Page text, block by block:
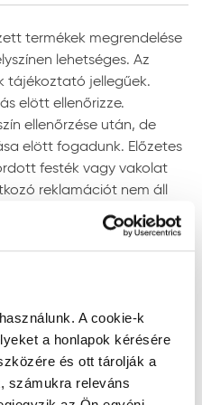
A cookie-k
a honlapok kérésére
és ott tárolják a
számukra releváns
géptípushoz kell beállítani.
több ezer UV-álló
minden esetben
és nem mentesítik
felület vizsgálatától.
a kiválasztott
jelzéssel ellátott színt
megítélésére
alkalmas, mivel a
tényező (a referencia
termékek megrendelése
lehetséges. Az
tájékoztató jellegűek.
elött ellenőrizze.
ellenőrzése után, de
elött fogadunk. Előzetes
festék vagy vakolat
reklamációt nem áll
színskálákban történő
írjon be 4
írjon be 4